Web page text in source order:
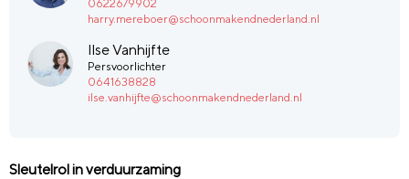
0622679902
harry.mereboer@schoonmakendnederland.nl
Ilse Vanhijfte
Persvoorlichter
0641638828
ilse.vanhijfte@schoonmakendnederland.nl
Sleutelrol in verduurzaming